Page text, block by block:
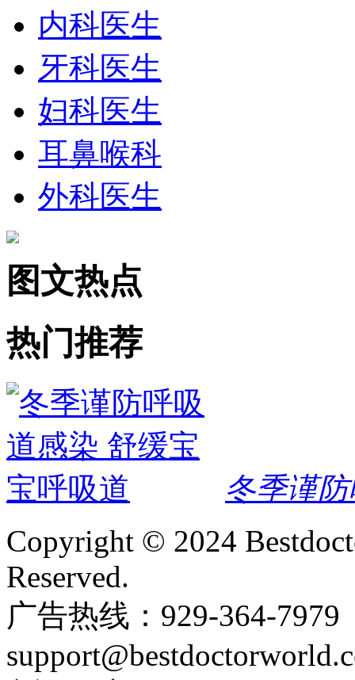
内科医生
牙科医生
妇科医生
耳鼻喉科
外科医生
图文热点
热门推荐
冬季谨
Copyright © 2024
Reserved.
广告热线：929-364-